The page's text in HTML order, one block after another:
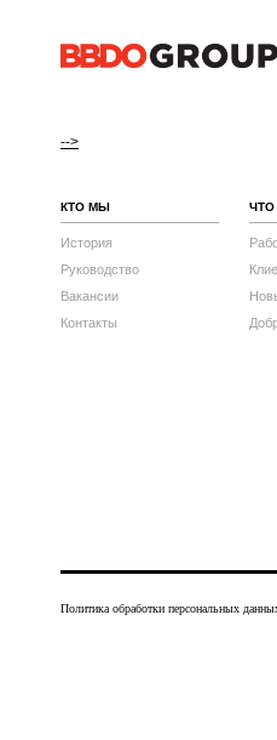
-->
КТО МЫ
История
Руководство
Вакансии
Контакты
Политика обработки персональных